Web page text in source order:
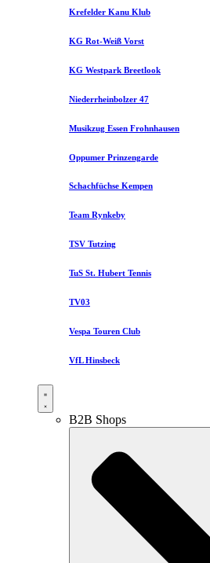
Krefelder Kanu Klub
KG Rot-Weiß Vorst
KG Westpark Breetlook
Niederrheinbolzer 47
Musikzug Essen Frohnhausen
Oppumer Prinzengarde
Schachfüchse Kempen
Team Rynkeby
TSV Tutzing
TuS St. Hubert Tennis
TV03
Vespa Touren Club
VfL Hinsbeck
B2B Shops